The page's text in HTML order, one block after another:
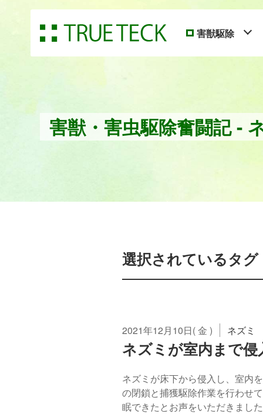
害獣駆除
害獣・害虫駆除奮闘記 -
選択されているタ
2021年12月10日( 金 ) ネズミ
ネズミが室内まで
ネズミが床下から侵入し、室内
の閉鎖と捕獲駆除作業を行わせ
眠できたとお声をいただきまし